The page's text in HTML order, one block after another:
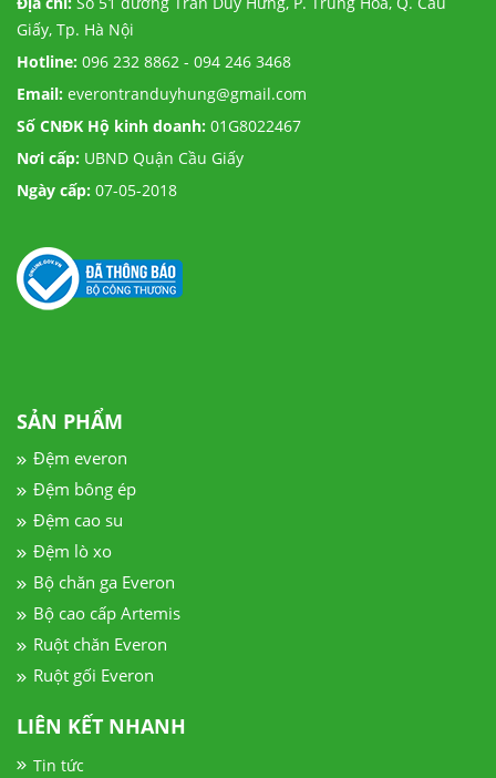
Giấy, Tp. Hà Nội
Hotline: 096 232 8862 - 094 246 3468
Email: everontranduyhung@gmail.com
Số CNĐK Hộ kinh doanh: 01G8022467
Nơi cấp: UBND Quận Cầu Giấy
Ngày cấp: 07-05-2018
SẢN PHẨM
Đệm everon
Đệm bông ép
Đệm cao su
Đệm lò xo
Bộ chăn ga Everon
Bộ cao cấp Artemis
Ruột chăn Everon
Ruột gối Everon
LIÊN KẾT NHANH
Tin tức